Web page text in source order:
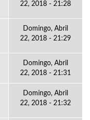
22, 2018 - 21:28
Domingo, Abril
22, 2018 - 21:29
Domingo, Abril
22, 2018 - 21:31
Domingo, Abril
22, 2018 - 21:32